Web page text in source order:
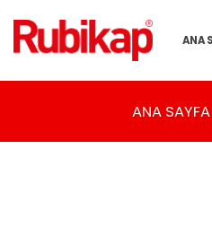
atla
ANA
ANA SAYFA